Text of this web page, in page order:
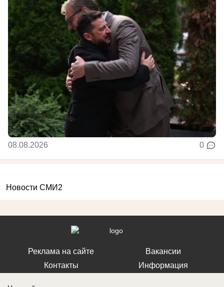
08.08.2026 0
Новости СМИ2
Реклама на сайте
Контакты
Вакансии
Информация